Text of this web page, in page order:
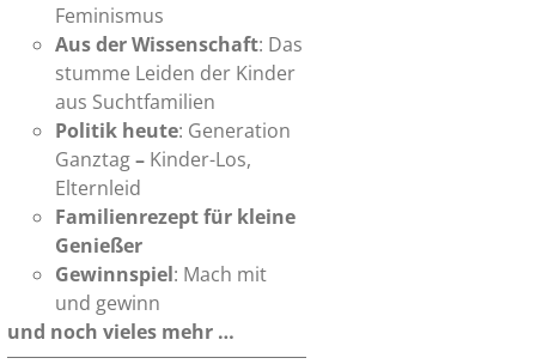
Feminismus
Aus der Wissenschaft: Das
stumme Leiden der Kinder
aus Suchtfamilien
Politik heute: Generation
Ganztag– Kinder-Los,
Elternleid
Familienrezept für kleine
Genießer
Gewinnspiel: Mach mit
und gewinn
und noch vieles mehr …